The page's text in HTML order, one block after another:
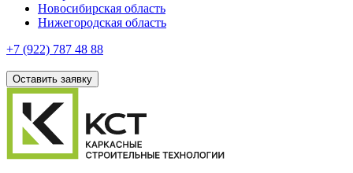
Новосибирская область
Нижегородская область
+7 (922) 787 48 88
Оставить заявку